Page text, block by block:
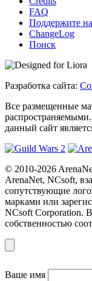
FAQ
Поддержите
ChangeLog
Поиск
Разработка сайта:
Все размещенные
данный сайт
© 2010-2026
ArenaNet, NCsoft,
сопутствующие
марками или
NCsoft Corporation.
собственностью
Ваше имя